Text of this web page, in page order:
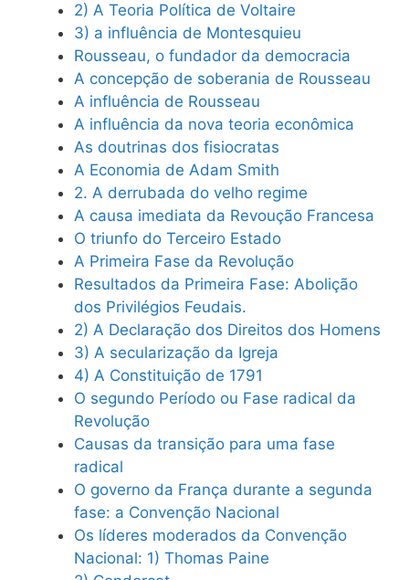
2) A Teoria Política de Voltaire
3) a influência de Montesquieu
Rousseau, o fundador da democracia
A concepção de soberania de Rousseau
A influência de Rousseau
A influência da nova teoria econômica
As doutrinas dos fisiocratas
A Economia de Adam Smith
2. A derrubada do velho regime
A causa imediata da Revoução Francesa
O triunfo do Terceiro Estado
A Primeira Fase da Revolução
Resultados da Primeira Fase: Abolição
dos Privilégios Feudais.
2) A Declaração dos Direitos dos Homens
3) A secularização da Igreja
4) A Constituição de 1791
O segundo Período ou Fase radical da
Revolução
Causas da transição para uma fase
radical
O governo da França durante a segunda
fase: a Convenção Nacional
Os líderes moderados da Convenção
Nacional: 1) Thomas Paine